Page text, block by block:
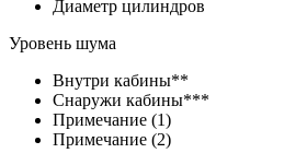
Диаметр цилиндров
Уровень шума
Внутри кабины**
Снаружи кабины***
Примечание (1)
Примечание (2)